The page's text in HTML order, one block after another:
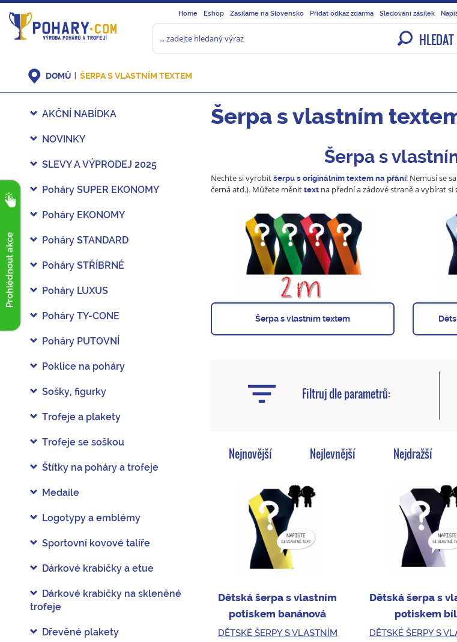
Home Eshop Zasíláme na Slovensko Přidat odkaz zdarma Sledování zásilek
HLEDAT
Prohlédnout akce
DOMŮ ŠERPA S VLASTNÍM TEXTEM
AKČNÍ NABÍDKA
NOVINKY
SLEVY A VÝPRODEJ 2025
Poháry SUPER EKONOMY
Poháry EKONOMY
Poháry STANDARD
Poháry STŘÍBRNÉ
Poháry LUXUS
Poháry TY-CONE
Poháry PUTOVNÍ
Poklice na poháry
Sošky, figurky
Trofeje a plakety
Trofeje se soškou
Štítky na poháry a trofeje
Medaile
Logotypy a emblémy
Sportovní kovové talíře
Dárkové krabičky a etue
Dárkové krabičky na skleněné
trofeje
Dřevěné plakety
Šerpa s vlastním
Šerpa s
Nechte si vyrobit šerpu s originálním textem na přání! Nemusí se
černá atd.). Můžete měnit text na přední a zádové straně a vybírat si
Šerpa s vlastním textem
Filtruj dle parametrů:
Nejnovější Nejlevnější Nejdražší
Dětská šerpa s vlastním
potiskem banánová
DĚTSKÉ ŠERPY S VLASTNÍM
Dětská šerpa s
potiskem
DĚTSKÉ ŠERPY S